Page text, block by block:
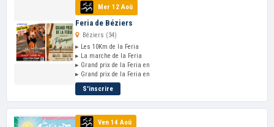
Mer 12 Aoû
Feria de Béziers
Béziers (34)
▸ Les 10Km de la Feria
▸ La marche de la Feria
▸ Grand prix de la Feria en
▸ Grand prix de la Feria en
S'inscrire
Ven 14 Aoû